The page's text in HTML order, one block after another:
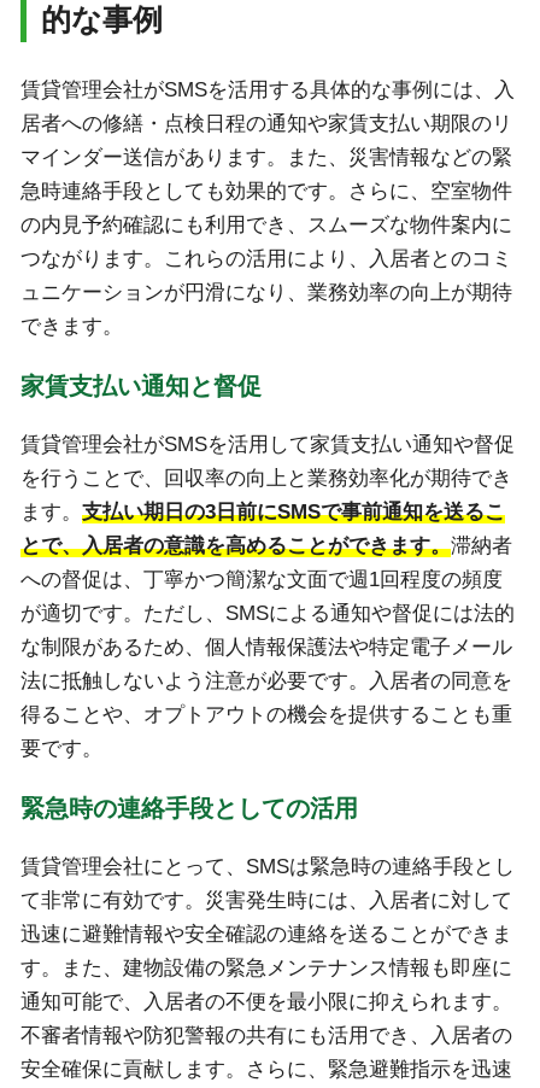
的な事例
賃貸管理会社がSMSを活用する具体的な事例には、入
居者への修繕・点検日程の通知や家賃支払い期限のリ
マインダー送信があります。また、災害情報などの緊
急時連絡手段としても効果的です。さらに、空室物件
の内見予約確認にも利用でき、スムーズな物件案内に
つながります。これらの活用により、入居者とのコミ
ュニケーションが円滑になり、業務効率の向上が期待
できます。
家賃支払い通知と督促
賃貸管理会社がSMSを活用して家賃支払い通知や督促
を行うことで、回収率の向上と業務効率化が期待でき
ます。 支払い期日の3日前にSMSで事前通知を送るこ
とで、入居者の意識を高めることができます。滞納者
への督促は、丁寧かつ簡潔な文面で週1回程度の頻度
が適切です。ただし、SMSによる通知や督促には法的
な制限があるため、個人情報保護法や特定電子メール
法に抵触しないよう注意が必要です。入居者の同意を
得ることや、オプトアウトの機会を提供することも重
要です。
緊急時の連絡手段としての活用
賃貸管理会社にとって、SMSは緊急時の連絡手段とし
て非常に有効です。災害発生時には、入居者に対して
迅速に避難情報や安全確認の連絡を送ることができま
す。また、建物設備の緊急メンテナンス情報も即座に
通知可能で、入居者の不便を最小限に抑えられます。
不審者情報や防犯警報の共有にも活用でき、入居者の
安全確保に貢献します。さらに、緊急避難指示を迅速